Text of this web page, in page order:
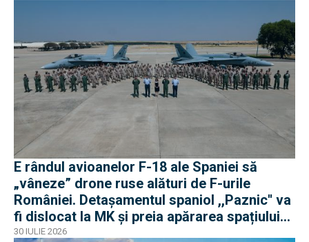
E rândul avioanelor F-18 ale Spaniei să
„vâneze” drone ruse alături de F-urile
României. Detașamentul spaniol ,,Paznic'' va
fi dislocat la MK și preia apărarea spațiului
aerian românesc
30 IULIE 2026